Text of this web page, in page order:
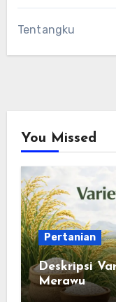
Tentangku
You Missed
Pertanian
Deskripsi
Merawu